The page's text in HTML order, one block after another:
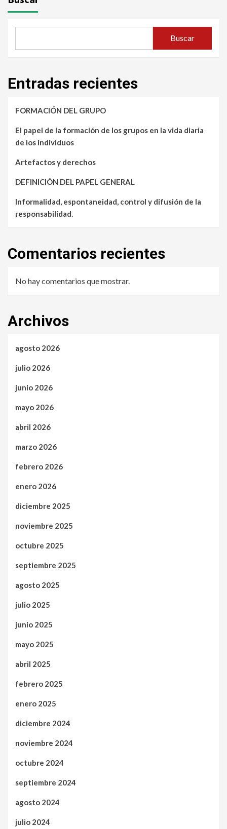
Buscar
Entradas recientes
FORMACIÓN DEL GRUPO
El papel de la formación de los grupos en la vida diaria
de los individuos
Artefactos y derechos
DEFINICIÓN DEL PAPEL GENERAL
Informalidad, espontaneidad, control y difusión de la
responsabilidad.
Comentarios recientes
No hay comentarios que mostrar.
Archivos
agosto 2026
julio 2026
junio 2026
mayo 2026
abril 2026
marzo 2026
febrero 2026
enero 2026
diciembre 2025
noviembre 2025
octubre 2025
septiembre 2025
agosto 2025
julio 2025
junio 2025
mayo 2025
abril 2025
febrero 2025
enero 2025
diciembre 2024
noviembre 2024
octubre 2024
septiembre 2024
agosto 2024
julio 2024